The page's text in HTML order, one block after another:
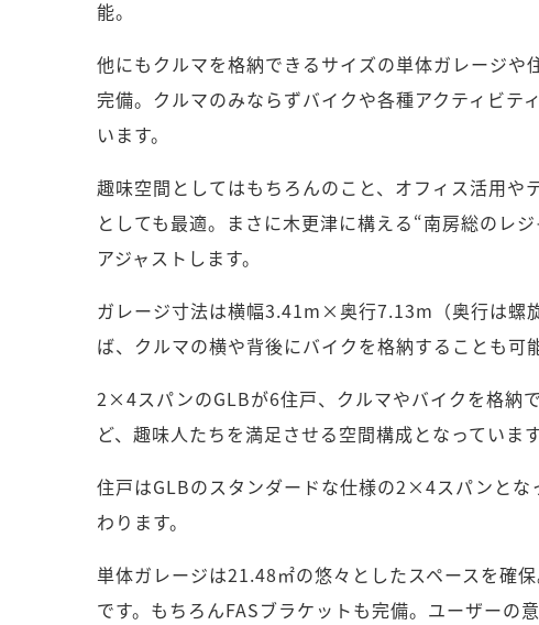
能。
他にもクルマを格納できるサイズの単体ガレージや
完備。クルマのみならずバイクや各種アクティビテ
います。
趣味空間としてはもちろんのこと、オフィス活用や
としても最適。まさに木更津に構える“南房総のレ
アジャストします。
ガレージ寸法は横幅3.41m×奥行7.13m（奥行は
ば、クルマの横や背後にバイクを格納することも可能
2×4スパンのGLBが6住戸、クルマやバイクを格納
ど、趣味人たちを満足させる空間構成となっています
住戸はGLBのスタンダードな仕様の2×4スパンとな
わります。
単体ガレージは21.48㎡の悠々としたスペースを確
です。もちろんFASブラケットも完備。ユーザーの